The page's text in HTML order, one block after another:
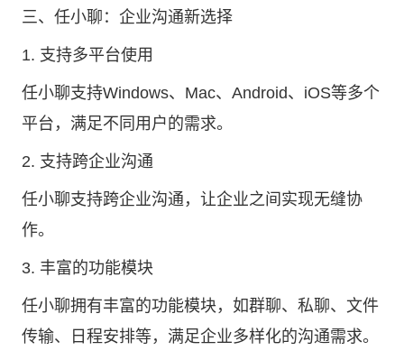
三、任小聊：企业沟通新选择
1. 支持多平台使用
任小聊支持Windows、Mac、Android、iOS等多个
平台，满足不同用户的需求。
2. 支持跨企业沟通
任小聊支持跨企业沟通，让企业之间实现无缝协
作。
3. 丰富的功能模块
任小聊拥有丰富的功能模块，如群聊、私聊、文件
传输、日程安排等，满足企业多样化的沟通需求。